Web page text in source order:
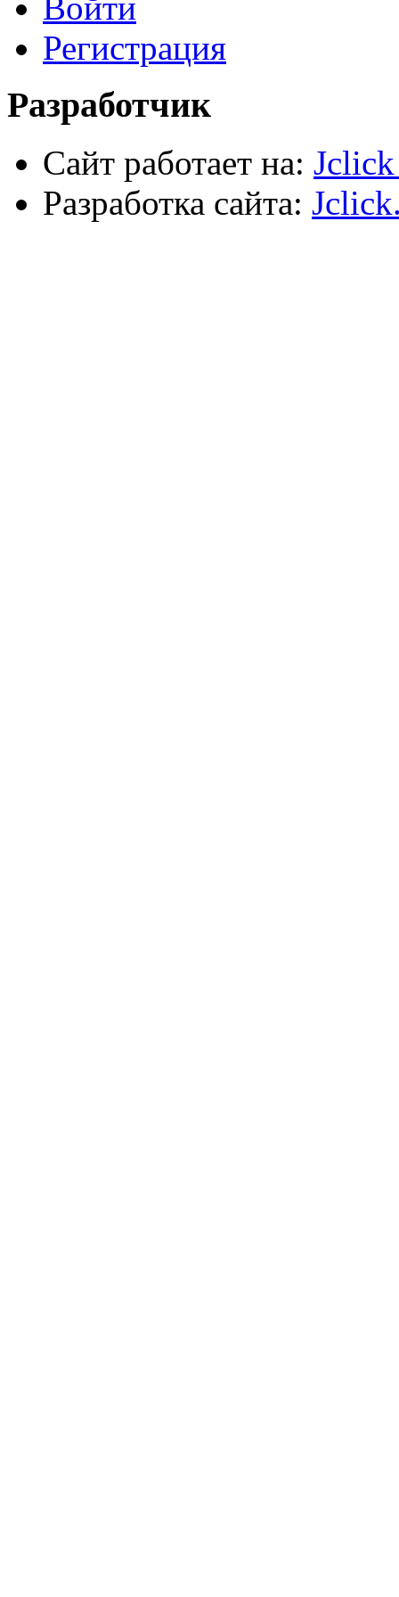
Пена и герметики
Автомобильный инструмент
Сварочное оборудование
Силовое оборудование
Регистрация
Разработчик
Сайт работает на:
Разработка сайта: